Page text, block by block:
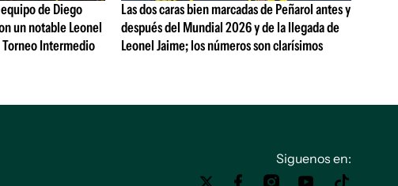
de Diego
un notable Leonel
Intermedio
Las dos caras bien marcadas de Peñarol antes y
después del Mundial 2026 y de la llegada de
Leonel Jaime; los números son clarísimos
Siguenos en: